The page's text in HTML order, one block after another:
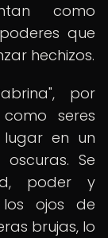
como
que
hechizos.
por
seres
en un
Se
poder y
ojos de
brujas, lo